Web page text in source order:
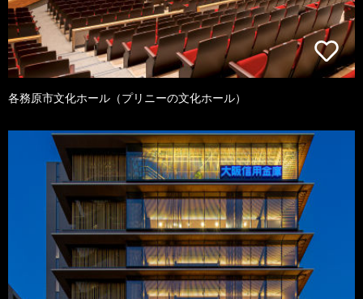
各務原市文化ホール（プリニーの文化ホール）